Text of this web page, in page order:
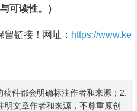
可读性。）
留链接！网址： https://www.ke
件都会明确标注作者和来源；2.
文章作者和来源，不尊重原创